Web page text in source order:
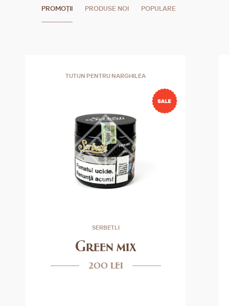
PROMOȚII PRODUSE NOI POPULARE
TUTUN PENTRU NARGHILEA
SERBETLI
Green mix
200 lei